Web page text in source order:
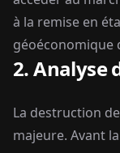
à la remise en
géoéconomique
2. Analyse
La destruction
majeure. Avant